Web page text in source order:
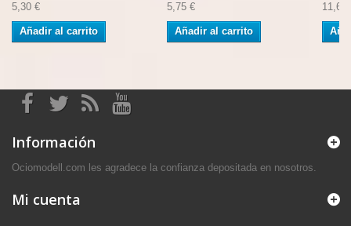
5,30 €
Añadir al carrito
5,75 €
Añadir al carrito
11,60
Información
Ociomodell.com les agradece la confianza depositada en nosotros.
Mi cuenta